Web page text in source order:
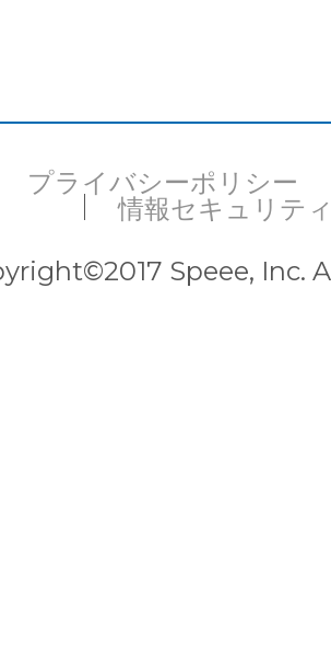
プライバシーポリシー
情報セキュリテ
Speee, Inc.